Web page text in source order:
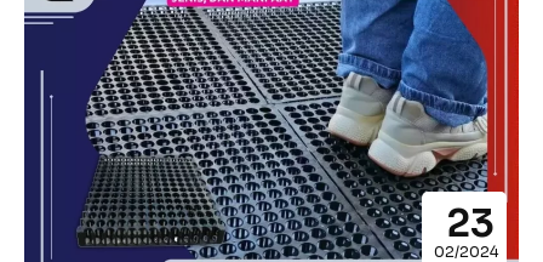
23
02/2024